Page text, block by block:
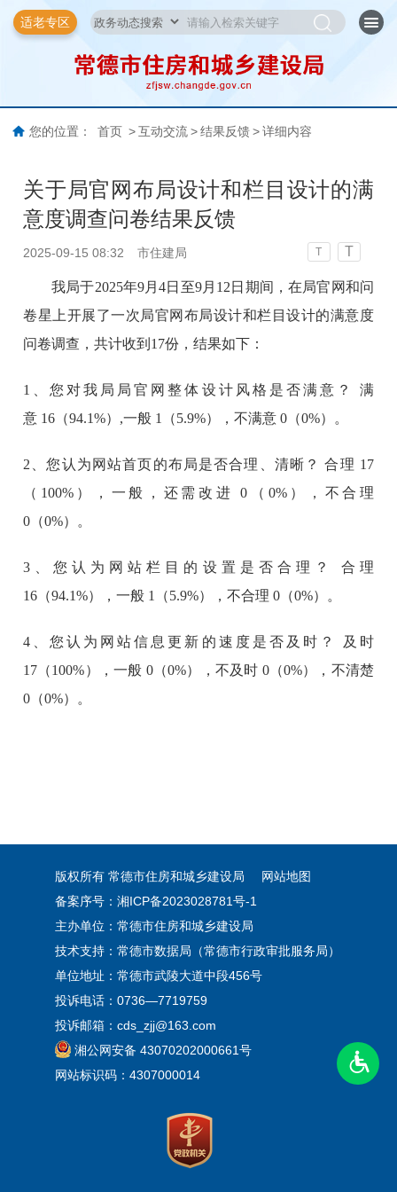
适老专区
您的位置： 首页 > 互动交流 > 结果反馈 > 详细内容
关于局官网布局设计和栏目设计的满
意度调查问卷结果反馈
2025-09-15 08:32 市住建局 T T
我局于2025年9月4日至9月12日期间，在局官网和问
卷星上开展了一次局官网布局设计和栏目设计的满意度
问卷调查，共计收到17份，结果如下：
1、您对我局局官网整体设计风格是否满意？
满
意 16（94.1%）,一般 1（5.9%），不满意 0（0%）。
2、您认为网站首页的布局是否合理、清晰 ？ 合理 17
（100%），一般，还需改进 0（0%），不合理
0（0%）。
3、您认为网站栏目的设置是否合理 ？ 合理
16（94.1%），一般 1（5.9%），不合理 0（0%）。
4、您认为网站信息更新的速度是否及时 ？ 及时
17（100%），一般 0（0%），不及时 0（0%），不清楚
0（0%）。
版权所有 常德市住房和城乡建设局
网站地图
备案序号：湘ICP备2023028781号-1
主办单位：常德市住房和城乡建设局
技术支持：常德市数据局（常德市行政审批服务局）
单位地址：常德市武陵大道中段456号
投诉电话：0736—7719759
投诉邮箱：cds_zjj@163.com
湘公网安备 43070202000661号
网站标识码：4307000014